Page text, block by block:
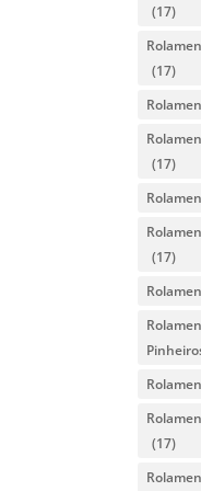
(17)
(17)
(17)
(17)
(17)